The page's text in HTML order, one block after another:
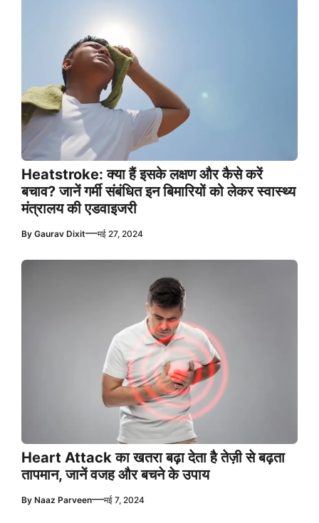
Heatstroke: क्या हैं इसके लक्षण और कैसे करें
बचाव? जानें गर्मी संबंधित इन बिमारियों को लेकर स्वास्थ्य
मंत्रालय की एडवाइजरी
By Gaurav Dixit—मई 27, 2024
Heart Attack का खतरा बढ़ा देता है तेज़ी से बढ़ता
तापमान, जानें वजह और बचने के उपाय
By Naaz Parveen—मई 7, 2024